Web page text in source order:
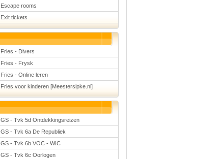
Escape rooms
Exit tickets
Fries - Divers
Fries - Frysk
Fries - Online leren
Fries voor kinderen [Meestersipke.nl]
GS - Tvk 5d Ontdekkingsreizen
GS - Tvk 6a De Republiek
GS - Tvk 6b VOC - WIC
GS - Tvk 6c Oorlogen